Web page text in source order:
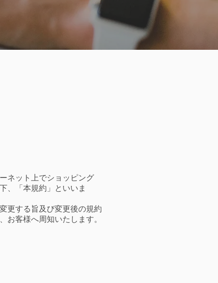
ネット上でショッピング
、「本規約」といいま
更する旨及び変更後の規約
お客様へ周知いたします。